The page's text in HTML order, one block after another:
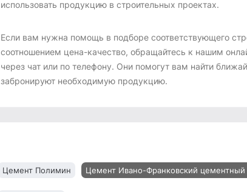
использовать продукцию в строительных проектах.
Если вам нужна помощь в подборе соответствующего
соотношением цена-качество, обращайтесь к нашим
через чат или по телефону. Они помогут вам найти
забронируют необходимую продукцию.
Цемент Полимин Цемент Ивано-Франковский цементный